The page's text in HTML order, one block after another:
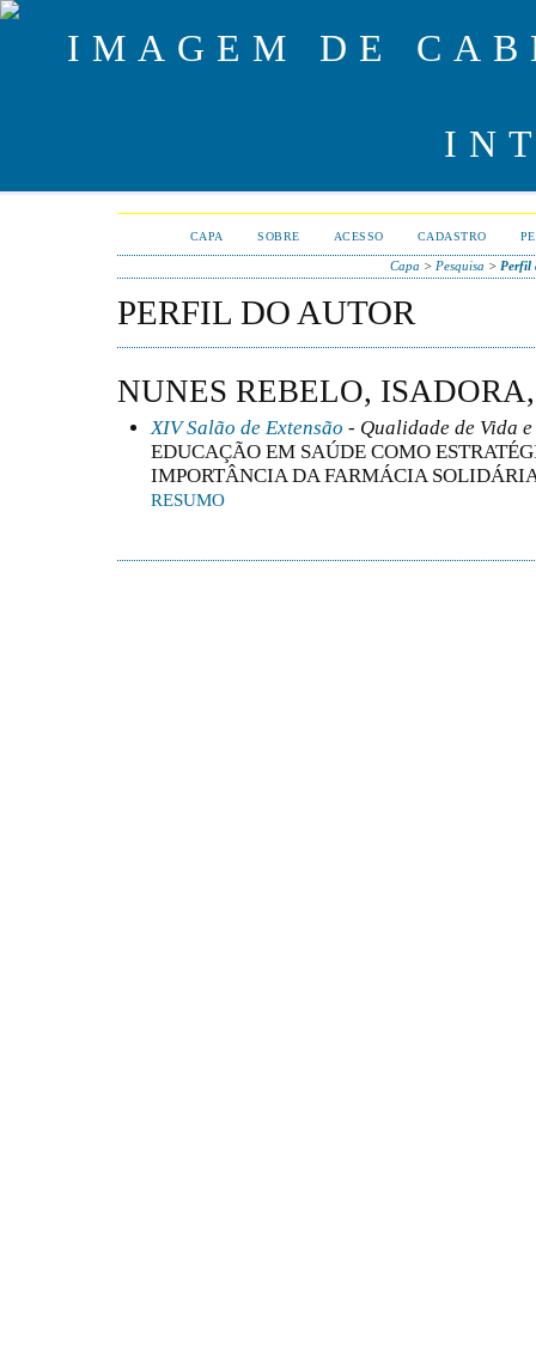
CAPA SOBRE ACESSO CADASTRO
Capa > Pesquisa > Perfil
PERFIL DO AUTOR
NUNES REBELO,
XIV Salão de Extensão - Qualidade de Vida e
EDUCAÇÃO EM SAÚDE COMO
IMPORTÂNCIA DA FARMÁCIA
RESUMO